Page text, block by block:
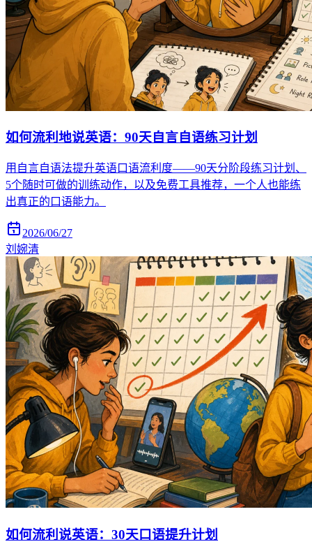
如何流利地说英语：90天自言自语练习计划
用自言自语法提升英语口语流利度——90天分阶段练习计划、
5个随时可做的训练动作，以及免费工具推荐，一个人也能练
出真正的口语能力。
2026/06/27
刘婉清
如何流利说英语：30天口语提升计划